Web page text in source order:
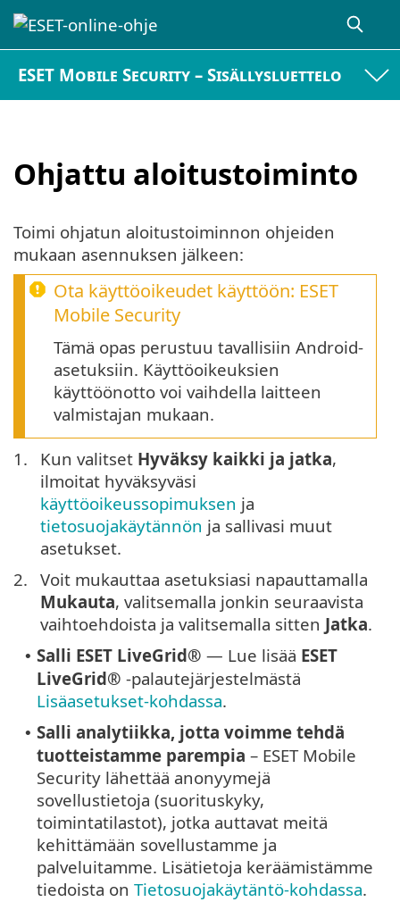
ESET Mobile Security – Sisällysluettelo
Ohjattu aloitustoiminto
Toimi ohjatun aloitustoiminnon ohjeiden
mukaan asennuksen jälkeen:
Ota käyttöoikeudet käyttöön: ESET
Mobile Security
Tämä opas perustuu tavallisiin Android-
asetuksiin. Käyttöoikeuksien
käyttöönotto voi vaihdella laitteen
valmistajan mukaan.
1.
Kun valitset Hyväksy kaikki ja jatka,
ilmoitat hyväksyväsi
käyttöoikeussopimuksen ja
tietosuojakäytännön ja sallivasi muut
asetukset.
2. Voit mukauttaa asetuksiasi napauttamalla
Mukauta, valitsemalla jonkin seuraavista
vaihtoehdoista ja valitsemalla sitten Jatka.
• Salli ESET LiveGrid® — Lue lisää ESET
LiveGrid® -palautejärjestelmästä
Lisäasetukset-kohdassa.
• Salli analytiikka, jotta voimme tehdä
tuotteistamme parempia – ESET Mobile
Security lähettää anonyymejä
sovellustietoja (suorituskyky,
toimintatilastot), jotka auttavat meitä
kehittämään sovellustamme ja
palveluitamme. Lisätietoja keräämistämme
tiedoista on Tietosuojakäytäntö-kohdassa.